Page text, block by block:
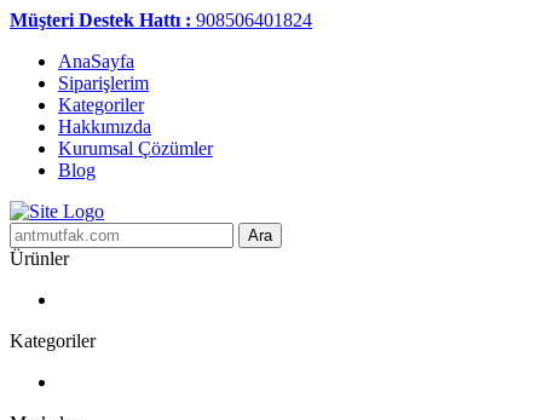
Müşteri Destek Hattı : 908506401824
AnaSayfa
Siparişlerim
Kategoriler
Hakkımızda
Kurumsal Çözümler
Blog
Ara
Ürünler
Kategoriler